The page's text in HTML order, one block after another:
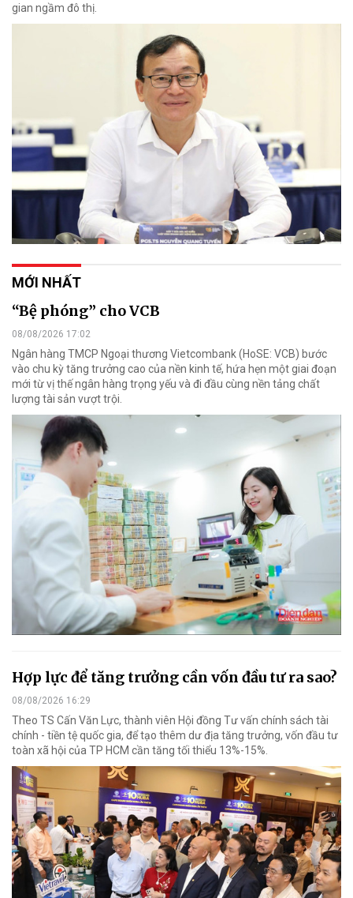
gian ngầm đô thị.
MỚI NHẤT
“Bệ phóng” cho VCB
08/08/2026 17:02
Ngân hàng TMCP Ngoại thương Vietcombank (HoSE: VCB) bước
vào chu kỳ tăng trưởng cao của nền kinh tế, hứa hẹn một giai đoạn
mới từ vị thế ngân hàng trọng yếu và đi đầu cùng nền tảng chất
lượng tài sản vượt trội.
Hợp lực để tăng trưởng cần vốn đầu tư ra sao?
08/08/2026 16:29
Theo TS Cấn Văn Lực, thành viên Hội đồng Tư vấn chính sách tài
chính - tiền tệ quốc gia, để tạo thêm dư địa tăng trưởng, vốn đầu tư
toàn xã hội của TP HCM cần tăng tối thiểu 13%-15%.